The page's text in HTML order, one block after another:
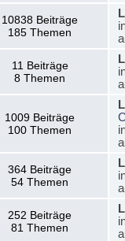
10838 Beiträge
185 Themen
11 Beiträge
8 Themen
1009 Beiträge
100 Themen
364 Beiträge
54 Themen
252 Beiträge
81 Themen